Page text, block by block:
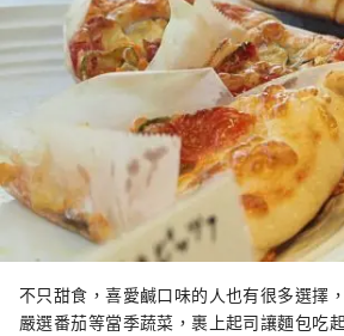
不只甜食，喜愛鹹口味的人也有很多選擇
嚴選番茄等當季蔬菜，裹上起司讓麵包吃